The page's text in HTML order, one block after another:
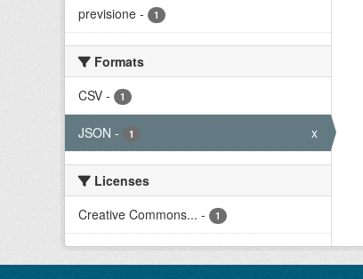
previsione - 1
Formats
CSV - 1
JSON - 1 x
Licenses
Creative Commons... - 1